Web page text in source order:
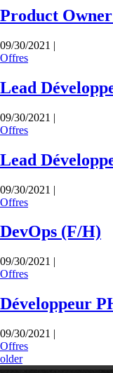
Product
09/30/2021 |
Offres
Lead
09/30/2021 |
Offres
Lead
09/30/2021 |
Offres
DevOps (F/H)
09/30/2021 |
Offres
Développeur
09/30/2021 |
Offres
older